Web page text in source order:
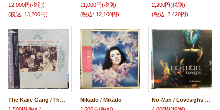
12,000円(税別)
(税込: 13,200円)
11,000円(税別)
(税込: 12,100円)
2,200円(税別)
(税込: 2,420円)
The Kane Gang / The Bad And Lowdown World Of The Kane Gang
Mikado / Mikado
No-Man / Lovesighs - An Entertainment